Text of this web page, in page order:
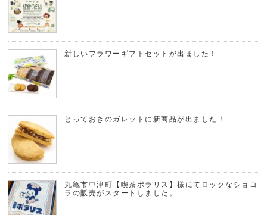
新しいフラワーギフトセットが出ました！
とっておきのガレットに新商品が出ました！
丸亀市中津町【喫茶ポラリス】様にてロックなショコ
ラの販売がスタートしました。